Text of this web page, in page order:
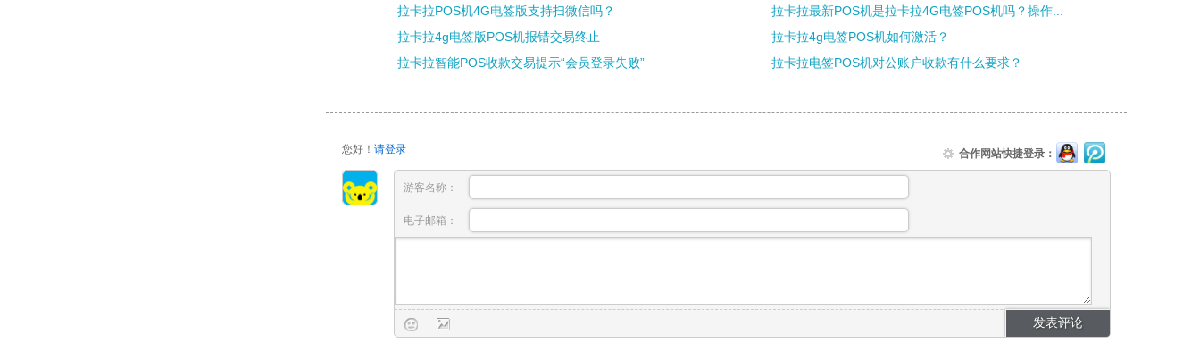
拉卡拉POS机4G电签版支持扫微信吗？
拉卡拉最新POS机是拉卡拉4G电签POS机吗？操作...
拉卡拉4g电签版POS机报错交易终止
拉卡拉4g电签POS机如何激活？
拉卡拉智能POS收款交易提示“会员登录失败”
拉卡拉电签POS机对公账户收款有什么要求？
您好！请登录 合作网站快捷登录：
游客名称：
电子邮箱：